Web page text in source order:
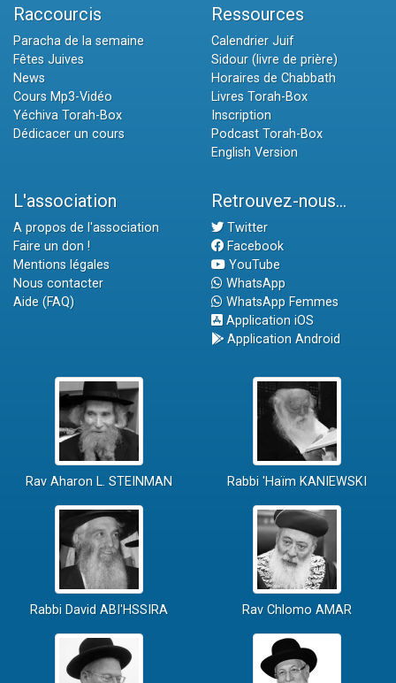
Raccourcis
Paracha de la semaine
Fêtes Juives
News
Cours Mp3-Vidéo
Yéchiva Torah-Box
Dédicacer un cours
Ressources
Calendrier Juif
Sidour (livre de prière)
Horaires de Chabbath
Livres Torah-Box
Inscription
Podcast Torah-Box
English Version
L'association
A propos de l'association
Faire un don !
Mentions légales
Nous contacter
Aide (FAQ)
Retrouvez-nous...
Twitter
Facebook
YouTube
WhatsApp
WhatsApp Femmes
Application iOS
Application Android
Rav Aharon L. STEINMAN Rabbi 'Haïm KANIEWSKI
Rabbi David ABI'HSSIRA Rav Chlomo AMAR